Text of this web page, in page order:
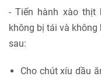
- Tiến hành xào thịt
không bị tái và
sau:
Cho chút xíu dầu